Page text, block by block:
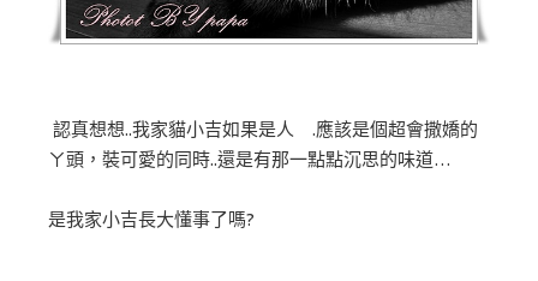
認真想想..我家貓小吉如果是人 .應該是個超會撒嬌的
ㄚ頭，裝可愛的同時..還是有那一點點沉思的味道…
是我家小吉長大懂事了嗎?